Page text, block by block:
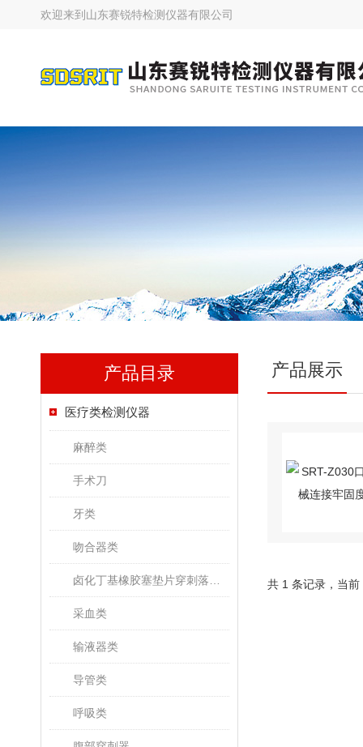
欢迎来到 山东赛锐特检测仪器有限公司
产品目录
医疗类检测仪器
麻醉类
手术刀
牙类
吻合器类
采血类
输液器类
导管类
呼吸类
产品展示
共 1 条记录，当